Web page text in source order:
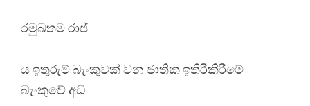
රමුඛතම රාජ්
ය ඉතුරුම් බැංකුවක් වන ජාතික ඉතිරිකිරීමේ
බැංකුවේ අධ්